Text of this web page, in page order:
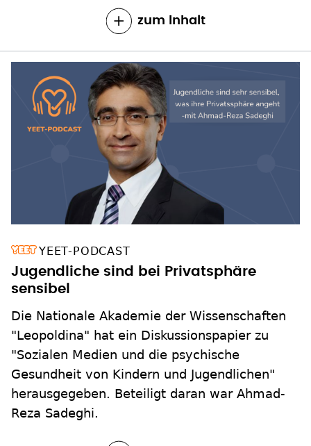
zum Inhalt
YEET-PODCAST
Jugendliche sind bei Privatsphäre
sensibel
Die Nationale Akademie der Wissenschaften
"Leopoldina" hat ein Diskussionspapier zu
"Sozialen Medien und die psychische
Gesundheit von Kindern und Jugendlichen"
herausgegeben. Beteiligt daran war Ahmad-
Reza Sadeghi.